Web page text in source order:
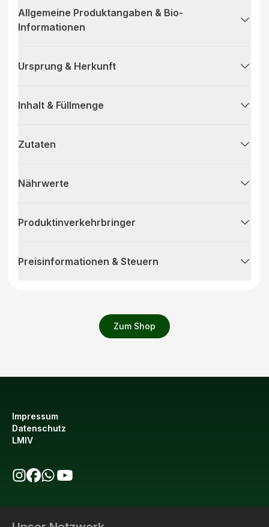
Zum Shop
Allgemeine Produktangaben & Bio-
Informationen
Ursprung & Herkunft
Inhalt & Füllmenge
Zutaten
Nährwerte
Produktinverkehrbringer
Preisinformationen & Steuern
Impressum
Datenschutz
LMIV